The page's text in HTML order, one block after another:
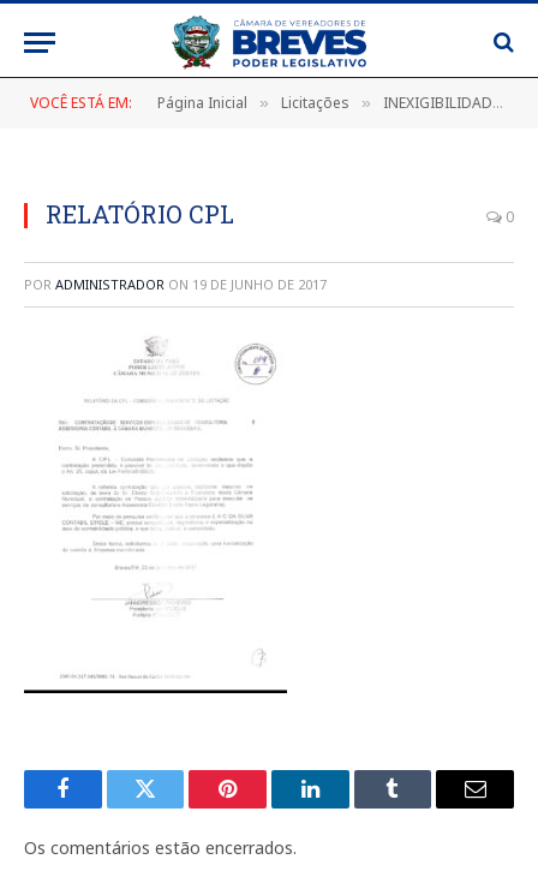
VOCÊ ESTÁ EM: Página Inicial » Licitações » INEXIGIBILIDADE Nº 002/2017
RELATÓRIO CPL 0
POR ADMINISTRADOR ON 19 DE JUNHO DE 2017
FacebookTwitter Pinterest LinkedInTumblr
E-
Os comentários estão encerrados.